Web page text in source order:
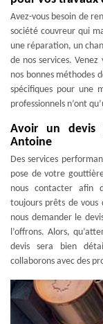
Avez-vous besoin de
société couvreur qui
une réparation, un
de nos services.
nos bonnes méthodes
spécifiques pour une
professionnels n’ont
Avoir un devis
Antoine
Des services
pose de votre
nous contacter afin
toujours prêts de vous
nous demander le
l’offrons. Alors,
devis sera bien
collaborons avec des